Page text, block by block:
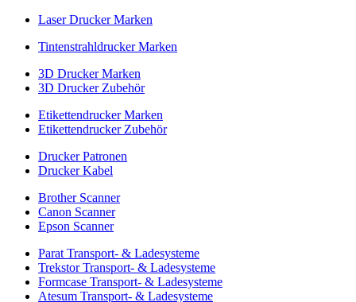
Laser Drucker Marken
Tintenstrahldrucker Marken
3D Drucker Marken
3D Drucker Zubehör
Etikettendrucker Marken
Etikettendrucker Zubehör
Drucker Patronen
Drucker Kabel
Brother Scanner
Canon Scanner
Epson Scanner
Parat Transport- & Ladesysteme
Trekstor Transport- & Ladesysteme
Formcase Transport- & Ladesysteme
Atesum Transport- & Ladesysteme